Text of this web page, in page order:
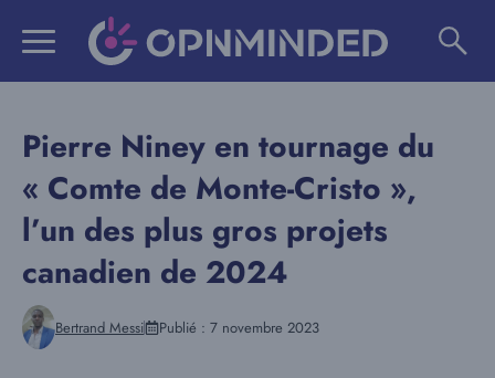
Pierre Niney en tournage du
« Comte de Monte-Cristo »,
l’un des plus gros projets
canadien de 2024
Bertrand Messi Publié : 7 novembre 2023